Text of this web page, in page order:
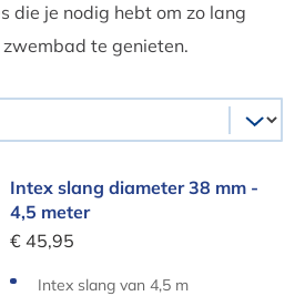
die je nodig hebt om zo lang
te genieten.
38 mm - 4,5 meter
Intex slang diameter 38 mm -
4,5 meter
€ 45,95
Intex slang van 4,5 m